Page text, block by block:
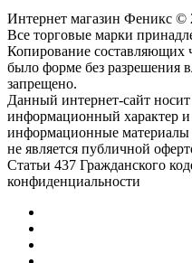
Интернет магазин Феникс
Все торговые марки
Копирование составляющих
было форме без разрешения
запрещено.
Данный интернет-сайт
информационный характер
информационные
не является публичной
Статьи 437 Гражданского
конфиденциальности